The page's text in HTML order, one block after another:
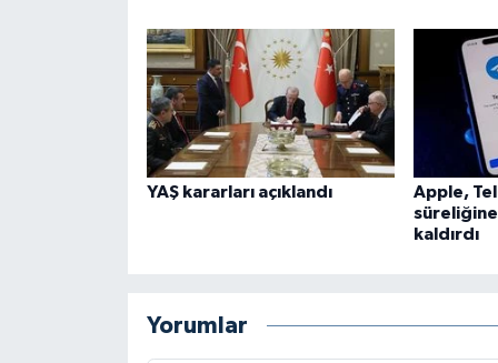
YAŞ kararları açıklandı
Apple,
kaldırdı
Yorumlar
İzmir Müftülüğü
Kahramanmaraş Müftülüğü
Karabük Müftülüğü
Karaman Müftülüğü
Kastamonu Müftülüğü